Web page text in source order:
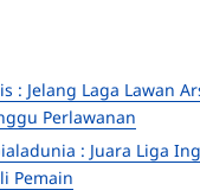
: Jelang Laga Lawan
Perlawanan
: Juara Liga
Pemain